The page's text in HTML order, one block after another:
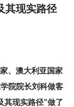
其现实路径
、澳大利亚国家
院院长刘科做客
其现实路径”做了